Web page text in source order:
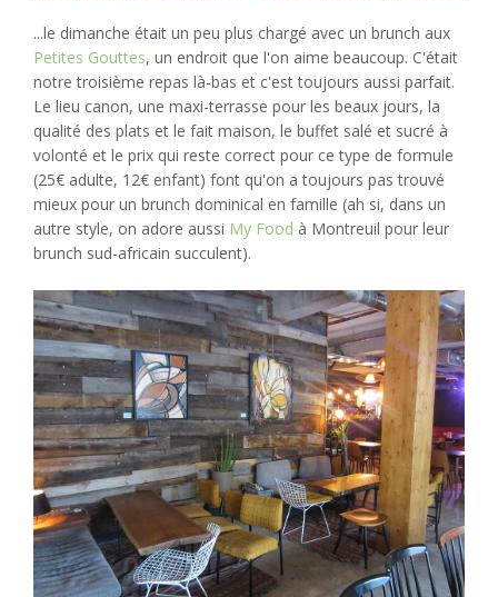
...le dimanche était un peu plus chargé avec un brunch aux
Petites Gouttes, un endroit que l'on aime beaucoup. C'était
notre troisième repas là-bas et c'est toujours aussi parfait.
Le lieu canon, une maxi-terrasse pour les beaux jours, la
qualité des plats et le fait maison, le buffet salé et sucré à
volonté et le prix qui reste correct pour ce type de formule
(25€ adulte, 12€ enfant) font qu'on a toujours pas trouvé
mieux pour un brunch dominical en famille (ah si, dans un
autre style, on adore aussi My Food à Montreuil pour leur
brunch sud-africain succulent).